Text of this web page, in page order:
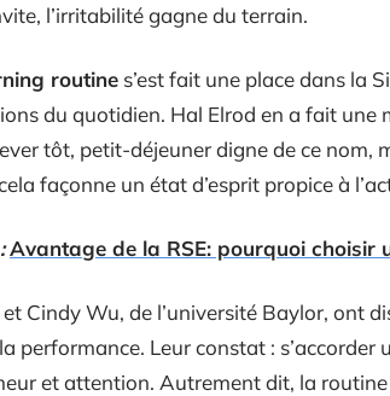
l’irritabilité gagne du terrain.
routine s’est fait une place dans la
du quotidien. Hal Elrod en a fait une
tôt, petit-déjeuner digne de ce nom,
façonne un état d’esprit propice à
Avantage de la RSE: pourquoi choisir
Cindy Wu, de l’université Baylor, ont
performance. Leur constat : s’accorder
et attention. Autrement dit, la routine